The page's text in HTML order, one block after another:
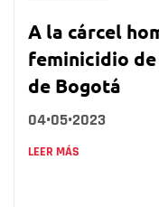
A la cárcel
feminicidio
de Bogotá
04•05•2023
LEER MÁS